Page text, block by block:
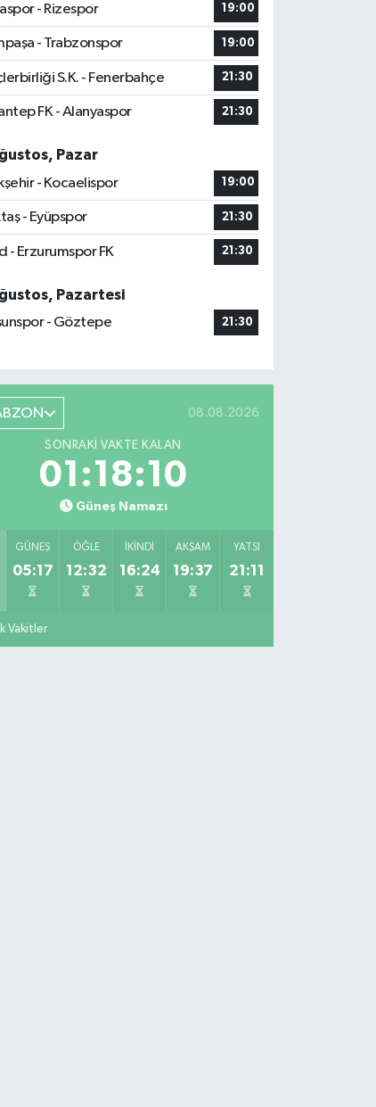
- Rizespor
19:00
- Trabzonspor 19:00
S.K. - Fenerbahçe 21:30
FK - Alanyaspor 21:30
Pazar
- Kocaelispor
19:00
- Eyüpspor 21:30
- Erzurumspor FK 21:30
Pazartesi
- Göztepe
21:30
08.08.2026
SONRAKI VAKTE KALAN
01:18:09
Güneş Namazı
GÜNEŞ
05:17
ÖĞLE
12:32
İKINDI
16:24
AKŞAM
19:37
YATSI
21:11
Vakitler